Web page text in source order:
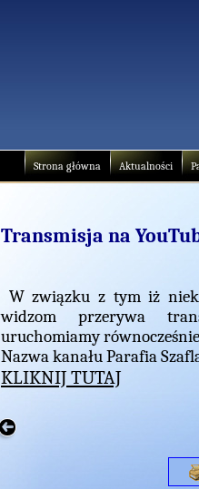
Strona główna Aktualności
Transmisja na
W związku z tym iż
widzom przerywa
uruchomiamy
Nazwa kanału Parafia
KLIKNIJ TUTAJ